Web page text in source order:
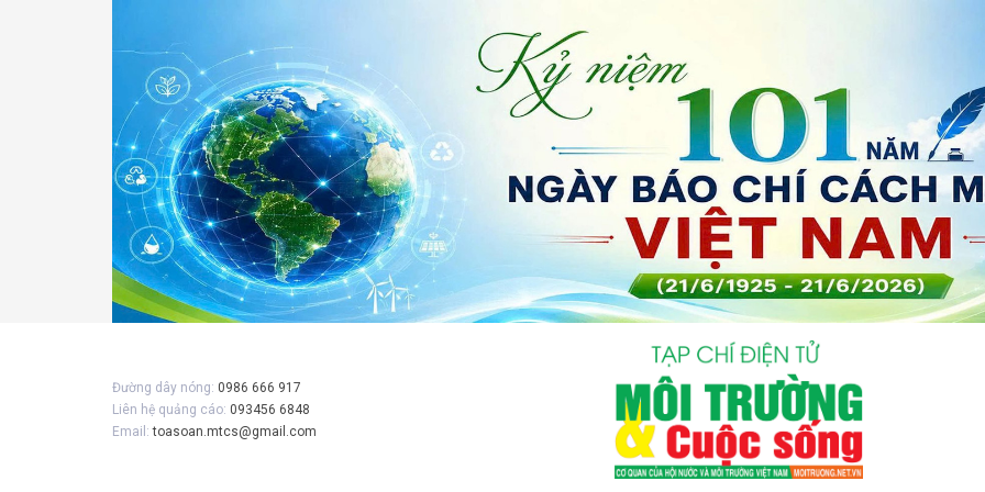
Đường dây nóng: 0986 666 917
Liên hệ quảng cáo: 093456 6848
Email:toasoan.mtcs@gmail.com
Gửi bình luận